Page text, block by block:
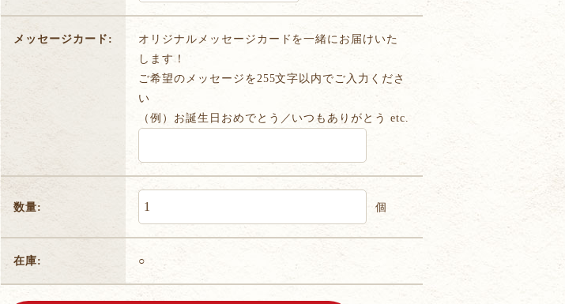
メッセージカード:
オリジナルメッセージカードを一緒にお届けいた
します！
ご希望のメッセージを255文字以内でご入力くださ
い
（例）お誕生日おめでとう／いつもありがとう etc.
数量: 個
在庫: ○